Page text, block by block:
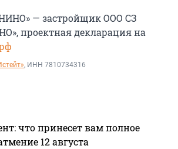
— застройщик ООО СЗ
проектная декларация на
, ИНН 7810734316
что принесет вам полное
12 августа